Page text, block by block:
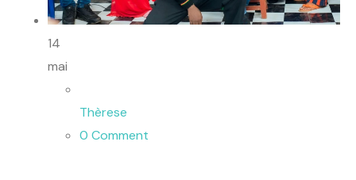
14
mai
Thèrese
0 Comment